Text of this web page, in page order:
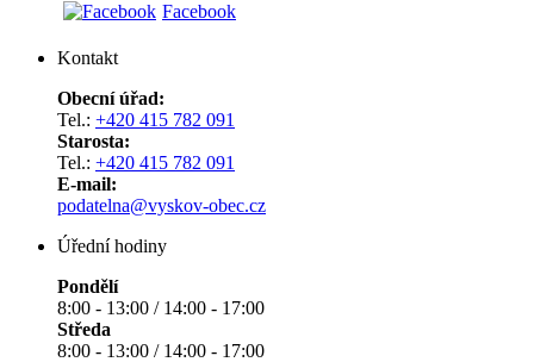
Facebook
Kontakt
Obecní úřad:
Tel.: +420 415 782 091
Starosta:
Tel.: +420 415 782 091
E-mail:
podatelna@vyskov-obec.cz
Úřední hodiny
Pondělí
8:00 - 13:00 / 14:00 - 17:00
Středa
8:00 - 13:00 / 14:00 - 17:00